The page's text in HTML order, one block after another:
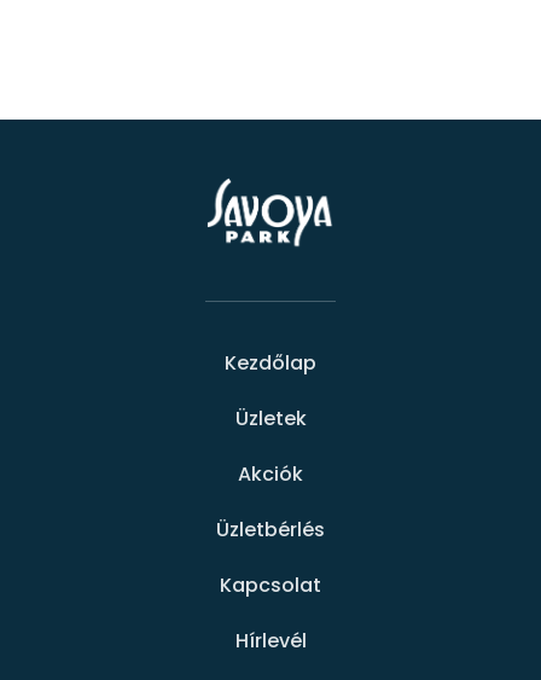
Kezdőlap
Üzletek
Akciók
Üzletbérlés
Kapcsolat
Hírlevél